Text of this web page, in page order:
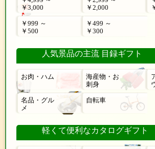
￥3,000
￥2,000
￥999 ～
￥500
￥499 ～
￥300
人気景品の主流 目録ギフト
お肉・ハム
海産物・お
刺身
名品・グル
メ
自転車
軽くて便利なカタログギフト